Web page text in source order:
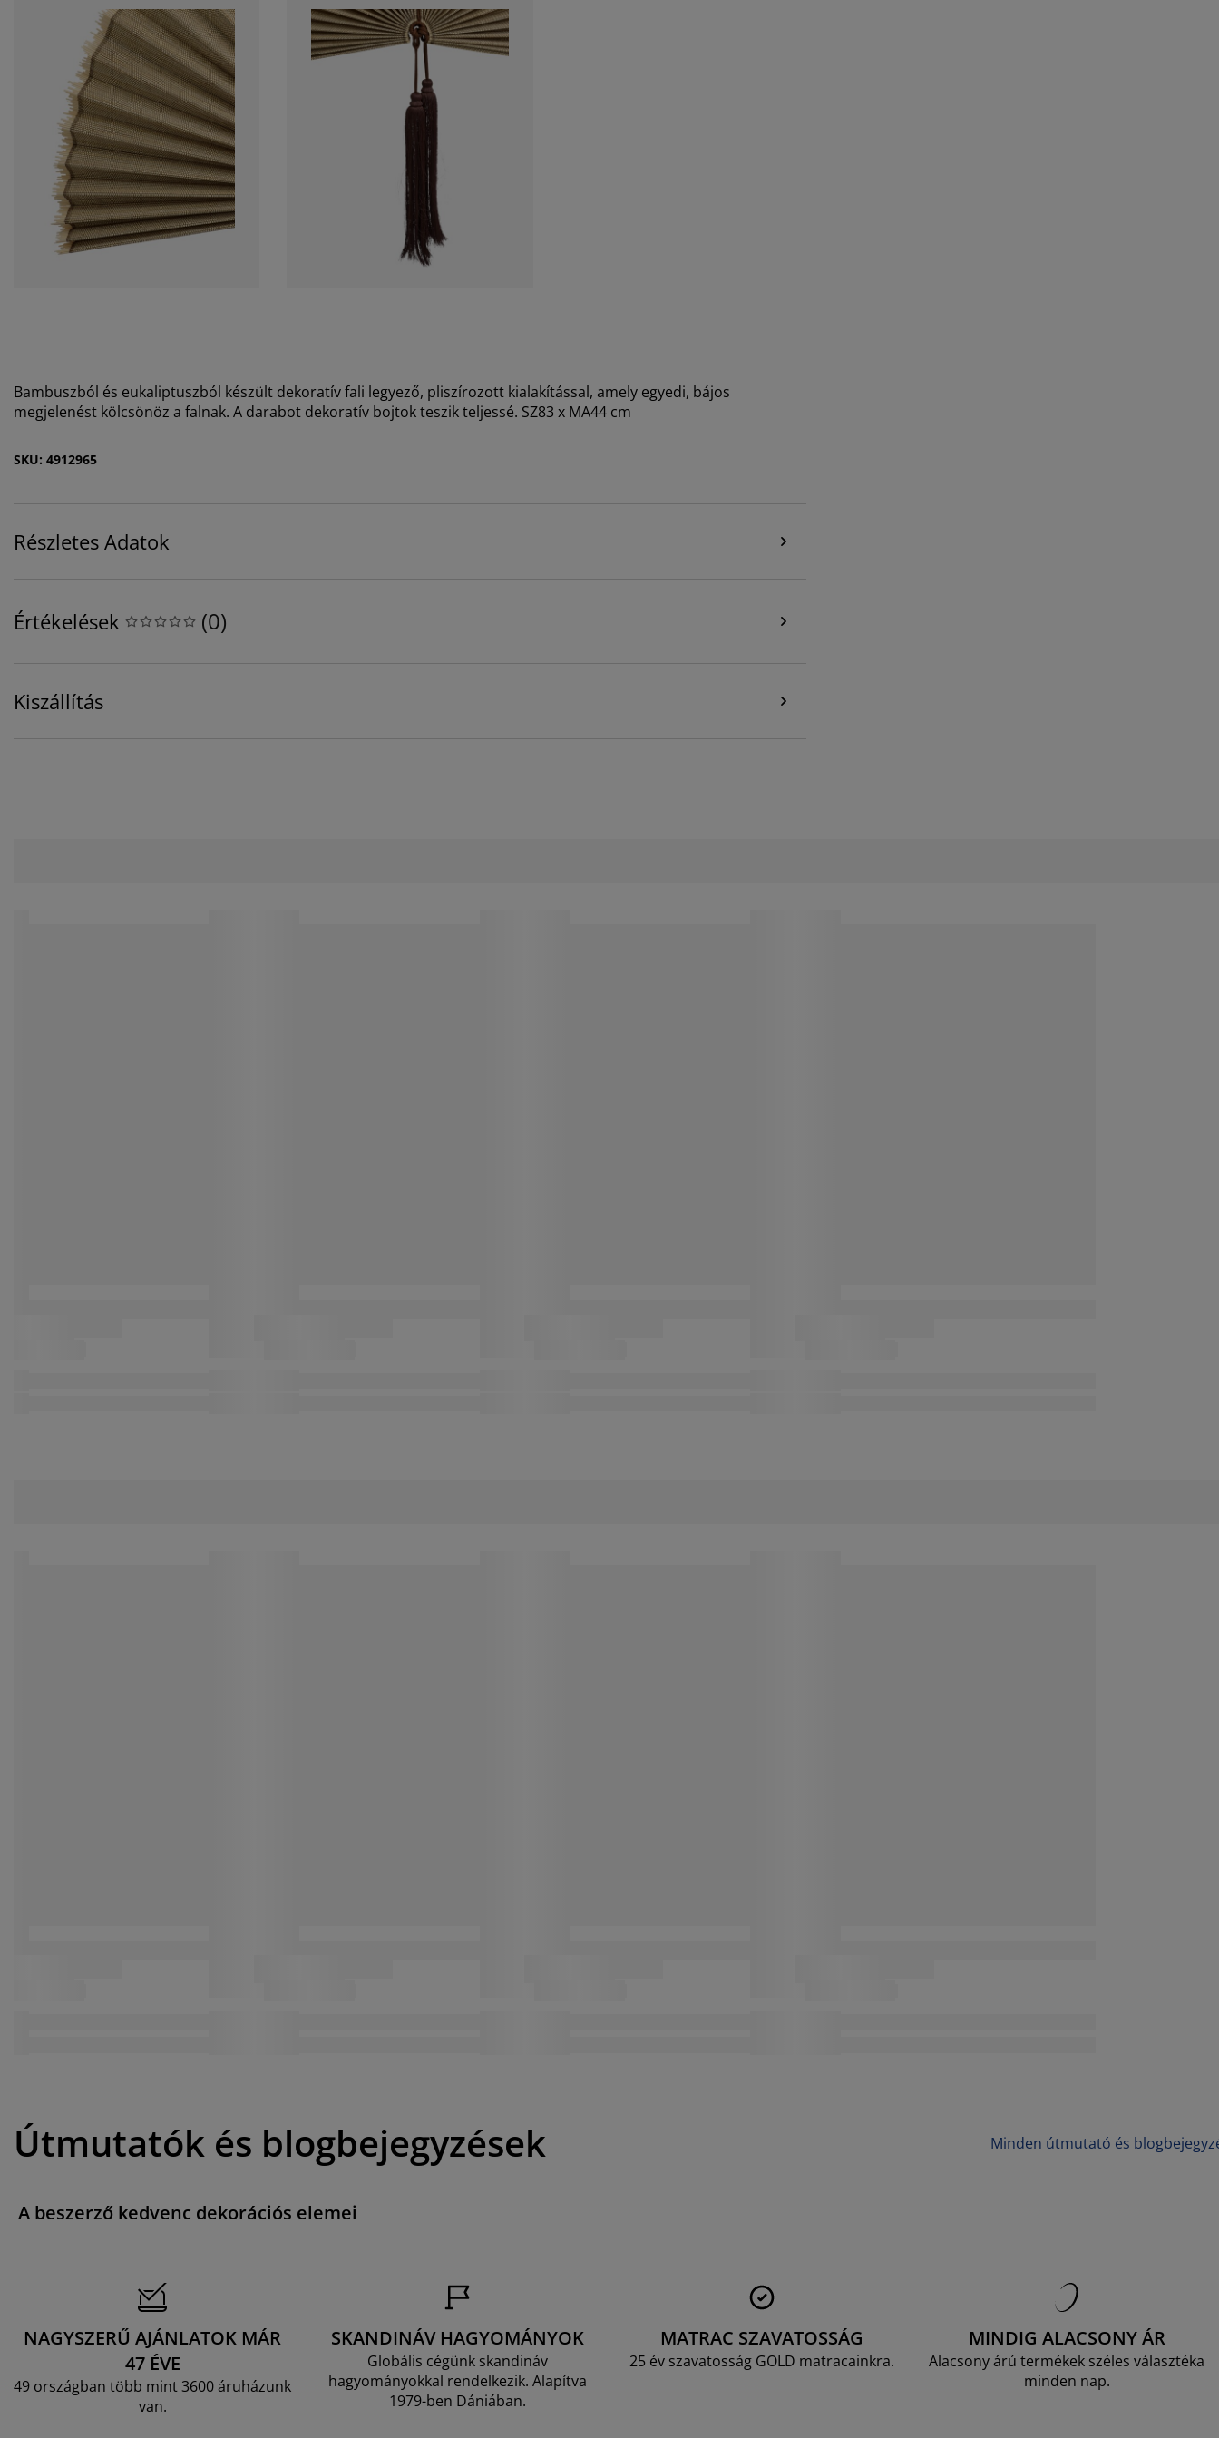
Bambuszból és eukaliptuszból készült dekoratív fali legyező, pliszírozott kialakítással, amely egyedi, bájos
megjelenést kölcsönöz a falnak. A darabot dekoratív bojtok teszik teljessé. SZ83 x MA44 cm
SKU: 4912965
Részletes Adatok
Értékelések (0)
Kiszállítás
Útmutatók és blogbejegyzések Minden útmutató és
A beszerző kedvenc dekorációs elemei
NAGYSZERŰ AJÁNLATOK MÁR
47 ÉVE
49 országban több mint 3600 áruházunk
van.
SKANDINÁV HAGYOMÁNYOK
Globális cégünk skandináv
hagyományokkal rendelkezik. Alapítva
1979-ben Dániában.
MATRAC SZAVATOSSÁG
25 év szavatosság GOLD matracainkra.
MINDIG ALACSONY ÁR
Alacsony árú termékek széles választéka
minden nap.